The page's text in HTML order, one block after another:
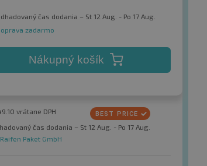
čas dodania – St 12 Aug. - Po 17 Aug.
zadarmo
Nákupný košík
vrátane DPH
čas dodania – St 12 Aug. - Po 17 Aug.
Raifen Paket GmbH